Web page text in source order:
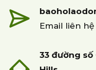
Email liên hệ
33 đường số